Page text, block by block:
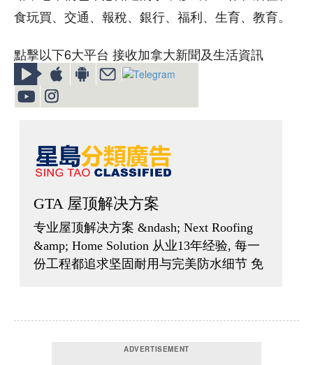
食玩買、交通、報稅、銀行、福利、生育、教育。
點擊以下6大平台 接收加拿大新聞及生活資訊